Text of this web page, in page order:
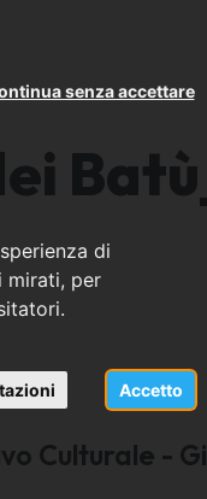
di
mirati, per
Accetto
senza accettare
Culturale -